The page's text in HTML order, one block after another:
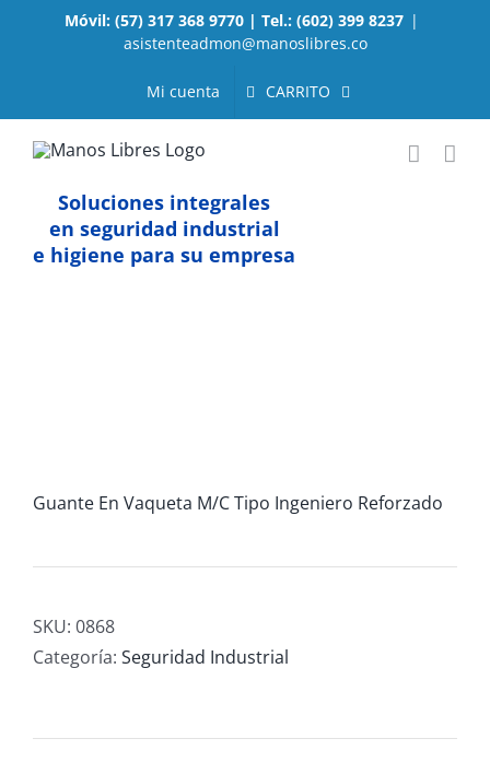
Móvil: (57) 317 368 9770 | Tel.: (602) 399 8237 |
asistenteadmon@manoslibres.co
Mi cuenta CARRITO
Soluciones integrales
en seguridad industrial
e higiene para su empresa
Guante En Vaqueta M/C Tipo Ingeniero Reforzado
SKU: 0868
Categoría: Seguridad Industrial